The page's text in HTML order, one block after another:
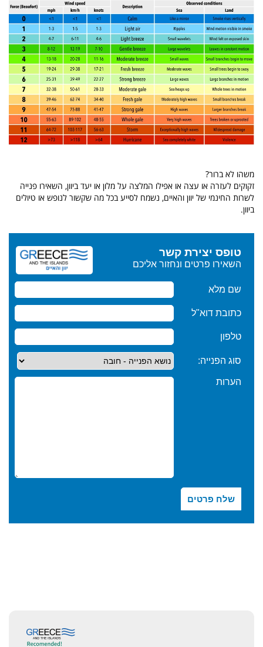
משהו לא ברור?
זקוקים לעזרה או עצה או אפילו המלצה על מלון או יעד ביוון, השאירו פנייה
לשרות החינמי של יוון והאיים, נשמח לסייע בכל מה שקשור לנופש או טיולים
ביוון.